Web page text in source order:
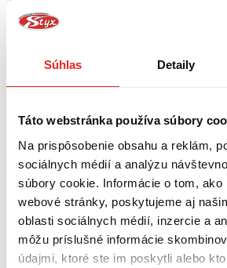
Súhlas Detaily
Táto webstránka používa súbory
Na prispôsobenie obsahu a reklám,
sociálnych médií a analýzu
súbory cookie. Informácie o tom, ako
webové stránky, poskytujeme aj
oblasti sociálnych médií, inzercie a
môžu príslušné informácie
údajmi, ktoré ste im poskytli alebo
69,95 € s DPH
PIAGGIO ELECTRIC / SUPER SOCO
Na objednávku
Kúpiť
125I/150I
Na